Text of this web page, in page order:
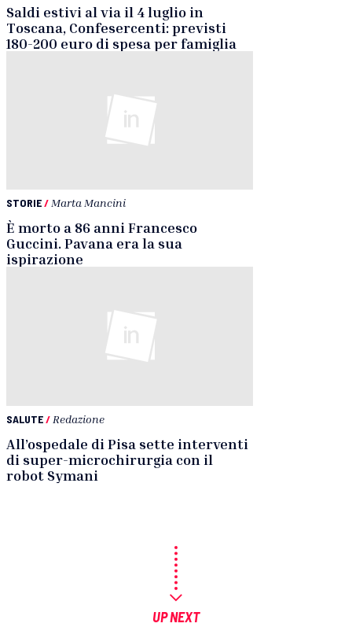
Saldi estivi al via il 4 luglio in
Toscana, Confesercenti: previsti
180-200 euro di spesa per famiglia
STORIE/ Marta Mancini
È morto a 86 anni Francesco
Guccini. Pavana era la sua
ispirazione
SALUTE/ Redazione
All’ospedale di Pisa sette interventi
di super-microchirurgia con il
robot Symani
UP NEXT